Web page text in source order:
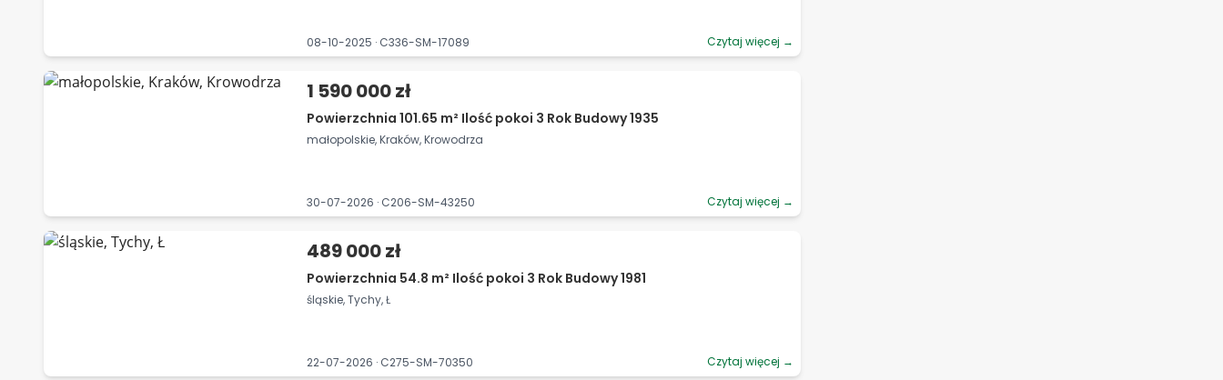
08-10-2025 · C336-SM-17089 Czytaj więcej →
1 590 000 zł
Powierzchnia 101.65 m² Ilość pokoi 3 Rok Budowy 1935
małopolskie, Kraków, Krowodrza
30-07-2026 · C206-SM-43250 Czytaj więcej →
489 000 zł
Powierzchnia 54.8 m² Ilość pokoi 3 Rok Budowy 1981
śląskie, Tychy, Ł
22-07-2026 · C275-SM-70350 Czytaj więcej →